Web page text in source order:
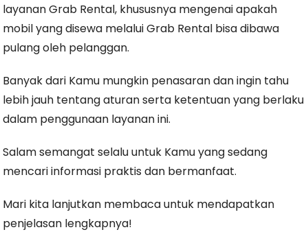
layanan Grab Rental, khususnya mengenai apakah
mobil yang disewa melalui Grab Rental bisa dibawa
pulang oleh pelanggan.
Banyak dari Kamu mungkin penasaran dan ingin tahu
lebih jauh tentang aturan serta ketentuan yang berlaku
dalam penggunaan layanan ini.
Salam semangat selalu untuk Kamu yang sedang
mencari informasi praktis dan bermanfaat.
Mari kita lanjutkan membaca untuk mendapatkan
penjelasan lengkapnya!